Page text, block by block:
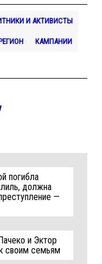
И АКТИВИСТЫ
КАМПАНИИ
погибла
должна
—
и Эктор
своим семьям